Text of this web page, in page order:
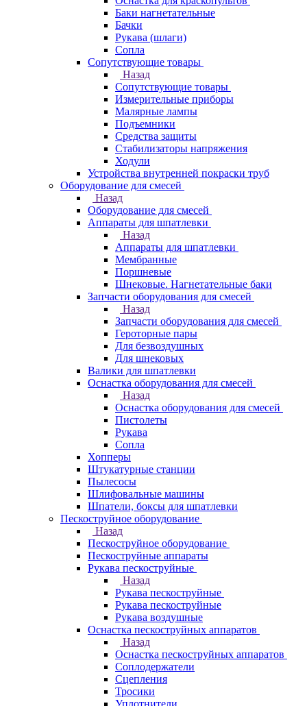
Баки нагнетательные
Бачки
Рукава (шлаги)
Сопла
Сопутствующие товары
Назад
Сопутствующие товары
Измерительные приборы
Малярные лампы
Подъемники
Средства защиты
Стабилизаторы напряжения
Ходули
Устройства внутренней покраски труб
Оборудование для смесей
Назад
Оборудование для смесей
Аппараты для шпатлевки
Назад
Аппараты для шпатлевки
Мембранные
Поршневые
Шнековые. Нагнетательные баки
Запчасти оборудования для смесей
Назад
Запчасти оборудования для смесей
Героторные пары
Для безвоздушных
Для шнековых
Валики для шпатлевки
Оснастка оборудования для смесей
Назад
Оснастка оборудования для смесей
Пистолеты
Рукава
Сопла
Хопперы
Штукатурные станции
Пылесосы
Шлифовальные машины
Шпатели, боксы для шпатлевки
Пескоструйное оборудование
Назад
Пескоструйное оборудование
Пескоструйные аппараты
Рукава пескоструйные
Назад
Рукава пескоструйные
Рукава пескоструйные
Рукава воздушные
Оснастка пескоструйных аппаратов
Назад
Оснастка пескоструйных аппаратов
Соплодержатели
Сцепления
Тросики
Уплотнители